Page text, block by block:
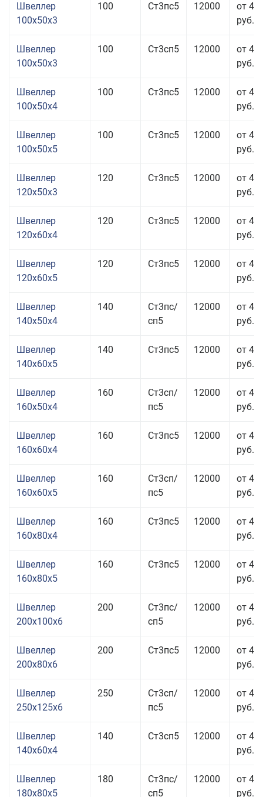
Швеллер
100x50x3
100 Ст3пс5 12000
от 41
руб.
Швеллер
100x50x3
100 Ст3сп5 12000
от 41
руб.
Швеллер
100x50x4
100 Ст3пс5 12000
от 41
руб.
Швеллер
100x50x5
100 Ст3пс5 12000
от 42
руб.
Швеллер
120x50x3
120 Ст3пс5 12000
от 44
руб.
Швеллер
120x60x4
120 Ст3пс5 12000
от 41
руб.
Швеллер
120x60x5
120 Ст3пс5 12000
от 43
руб.
Швеллер
140x50x4
140
Ст3пс/
сп5
12000
от 49
руб.
Швеллер
140x60x5
140 Ст3пс5 12000
от 44
руб.
Швеллер
160x50x4
160
Ст3сп/
пс5
12000
от 41
руб.
Швеллер
160x60x4
160 Ст3пс5 12000
от 42
руб.
Швеллер
160x60x5
160
Ст3сп/
пс5
12000
от 42
руб.
Швеллер
160x80x4
160 Ст3пс5 12000
от 43
руб.
Швеллер
160x80x5
160 Ст3пс5 12000
от 41
руб.
Швеллер
200x100x6
200
Ст3пс/
сп5
12000
от 47
руб.
Швеллер
200x80x6
200 Ст3пс5 12000
от 43
руб.
Швеллер
250x125x6
250
Ст3сп/
пс5
12000
от 43
руб.
Швеллер
140x60x4
140 Ст3сп5 12000
от 46
руб.
Швеллер
180x80x5
180
Ст3пс/
сп5
12000
от 45
руб.